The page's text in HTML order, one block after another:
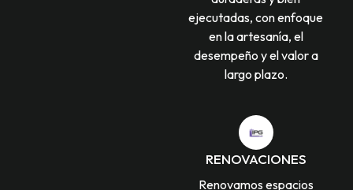
ejecutadas, con enfoque
en la artesanía, el
desempeño y el valor a
largo plazo.
RENOVACIONES
Renovamos espacios